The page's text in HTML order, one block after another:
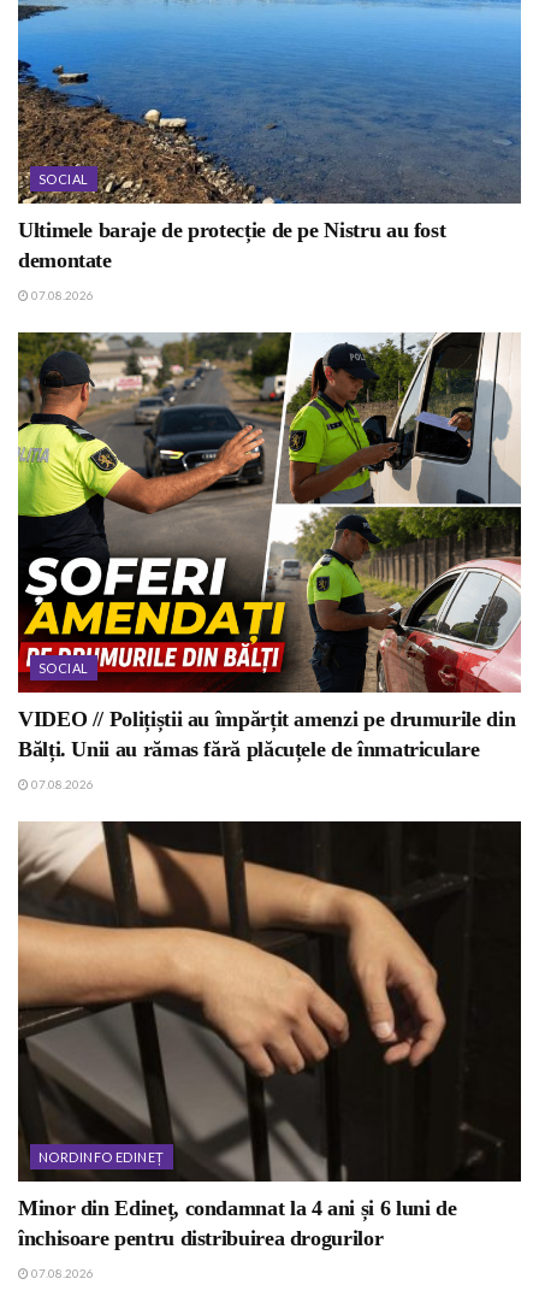
SOCIAL
Ultimele baraje de protecție de pe Nistru au fost
demontate
07.08.2026
SOCIAL
VIDEO // Polițiștii au împărțit amenzi pe drumurile din
Bălți. Unii au rămas fără plăcuțele de înmatriculare
07.08.2026
NORDINFO EDINEȚ
Minor din Edineț, condamnat la 4 ani și 6 luni de
închisoare pentru distribuirea drogurilor
07.08.2026